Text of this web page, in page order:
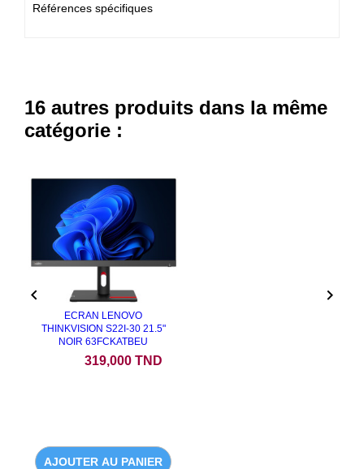
Références spécifiques
16 autres produits dans la même
catégorie :
ECRAN LENOVO
THINKVISION S22I-30 21.5"
NOIR 63FCKATBEU
319,000 TND
AJOUTER AU PANIER
 